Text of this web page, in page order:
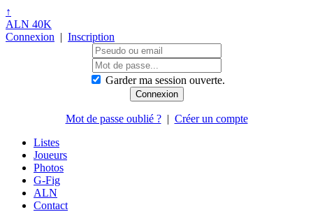
↑
ALN 40K
Connexion | Inscription
Garder ma session ouverte.
Mot de passe oublié ?| Créer un compte
Listes
Joueurs
Photos
G-Fig
ALN
Contact